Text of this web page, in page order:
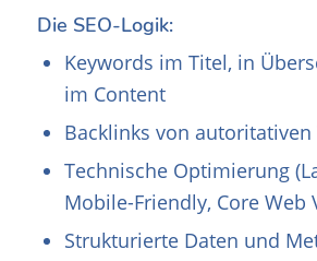
Die SEO-Logik:
Keywords im Titel, in
im Content
Backlinks von autoritativen
Technische Optimierung
Mobile-Friendly, Core Web
Strukturierte Daten und